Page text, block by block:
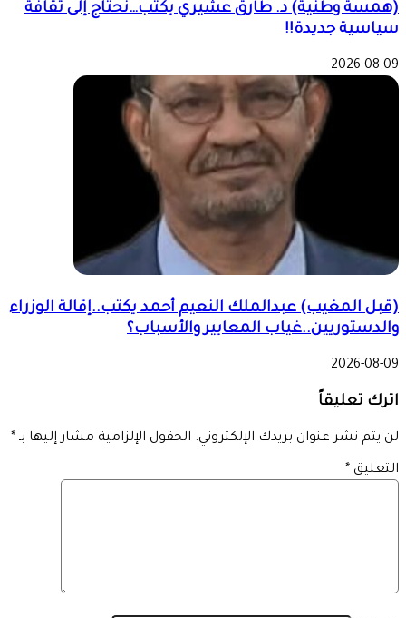
(همسة وطنية) د. طارق عشيري يكتب…نحتاج إلى ثقافة
سياسية جديدة!!
2026-08-09
(قبل المغيب) عبدالملك النعيم أحمد يكتب..إقالة الوزراء
والدستوريين..غياب المعايير والأسباب؟
2026-08-09
اترك تعليقاً
لن يتم نشر عنوان بريدك الإلكتروني. الحقول الإلزامية مشار إليها بـ *
التعليق *